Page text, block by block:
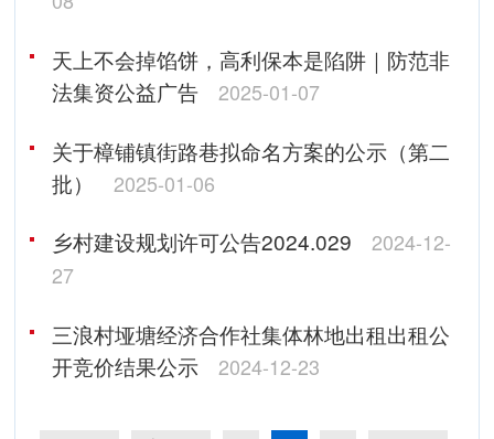
天上不会掉馅饼，高利保本是陷阱｜防范非
法集资公益广告
2025-01-07
关于樟铺镇街路巷拟命名方案的公示（第二
批）
2025-01-06
乡村建设规划许可公告2024.029
2024-12-
27
三浪村垭塘经济合作社集体林地出租出租公
开竞价结果公示
2024-12-23